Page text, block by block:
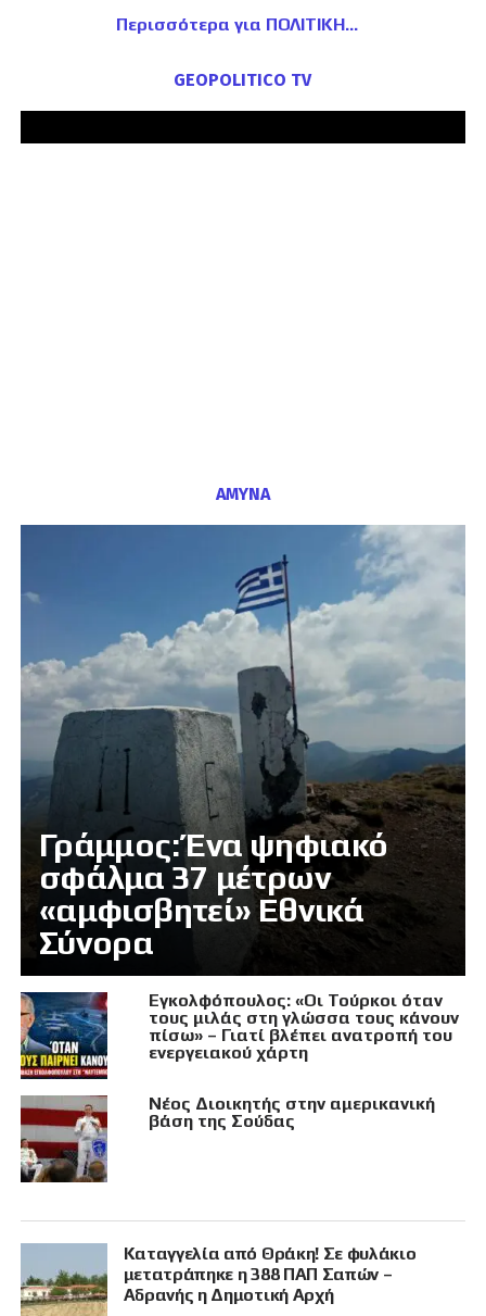
Περισσότερα για ΠΟΛΙΤΙΚΗ
GEOPOLITICO TV
ΑΜΥΝΑ
Γράμμος: Ένα ψηφιακό
σφάλμα 37 μέτρων
«αμφισβητεί» Εθνικά
Σύνορα
Εγκολφόπουλος: «Οι Τούρκοι όταν
τους μιλάς στη γλώσσα τους κάνουν
πίσω» – Γιατί βλέπει ανατροπή του
ενεργειακού χάρτη
Νέος Διοικητής στην αμερικανική
βάση της Σούδας
Καταγγελία από Θράκη! Σε φυλάκιο
μετατράπηκε η 388 ΠΑΠ Σαπών –
Αδρανής η Δημοτική Αρχή